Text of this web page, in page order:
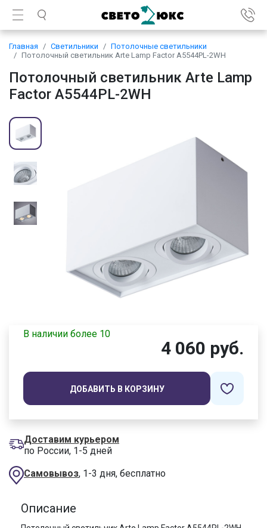
Главная Светильники
Потолочные светильники
Потолочный светильник Arte Lamp Factor A5544PL-2WH
Потолочный светильник Arte Lamp
Factor A5544PL-2WH
В наличии более 10
4 060 руб.
ДОБАВИТЬ В КОРЗИНУ
Доставим курьером
по России, 1-5 дней
Самовывоз, 1-3 дня, бесплатно
Описание